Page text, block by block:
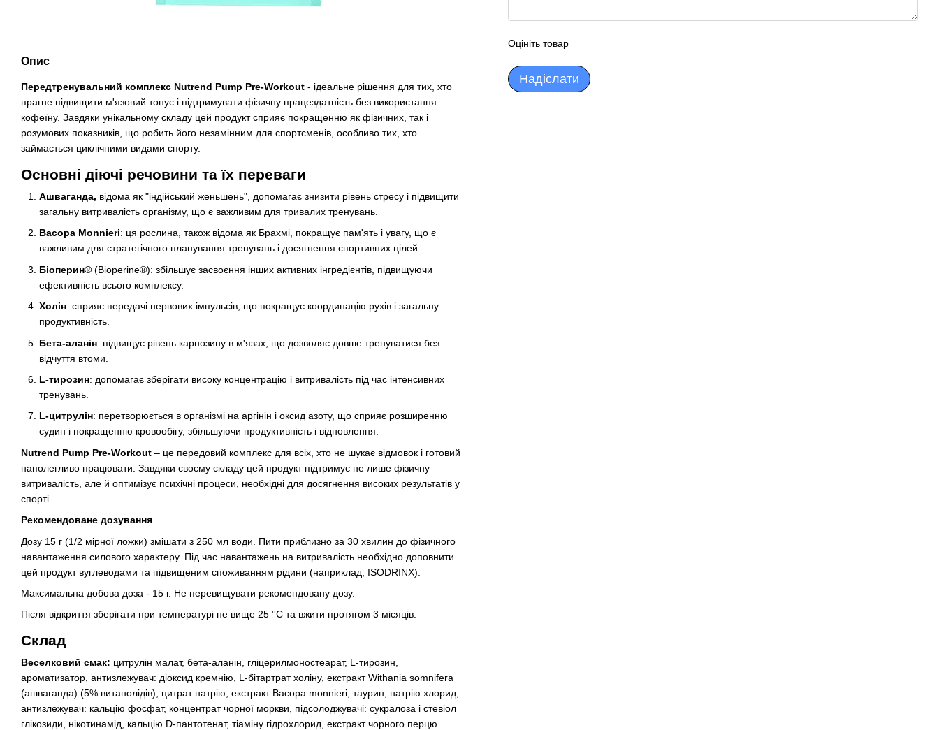
Опис
Передтренувальний комплекс Nutrend Pump Pre-Workout - ідеальне рішення для тих, хто
прагне підвищити м'язовий тонус і підтримувати фізичну працездатність без використання
кофеїну. Завдяки унікальному складу цей продукт сприяє покращенню як фізичних, так і
розумових показників, що робить його незамінним для спортсменів, особливо тих, хто
займається циклічними видами спорту.
Основні діючі речовини та їх переваги
Ашваганда, відома як "індійський женьшень", допомагає знизити рівень стресу і підвищити
загальну витривалість організму, що є важливим для тривалих тренувань.
Bacopa Monnieri: ця рослина, також відома як Брахмі, покращує пам'ять і увагу, що є
важливим для стратегічного планування тренувань і досягнення спортивних цілей.
Біоперин® (Bioperine®): збільшує засвоєння інших активних інгредієнтів, підвищуючи
ефективність всього комплексу.
Холін: сприяє передачі нервових імпульсів, що покращує координацію рухів і загальну
продуктивність.
Бета-аланін: підвищує рівень карнозину в м'язах, що дозволяє довше тренуватися без
відчуття втоми.
L-тирозин: допомагає зберігати високу концентрацію і витривалість під час інтенсивних
тренувань.
L-цитрулін: перетворюється в організмі на аргінін і оксид азоту, що сприяє розширенню
судин і покращенню кровообігу, збільшуючи продуктивність і відновлення.
Nutrend Pump Pre-Workout – це передовий комплекс для всіх, хто не шукає відмовок і готовий
наполегливо працювати. Завдяки своєму складу цей продукт підтримує не лише фізичну
витривалість, але й оптимізує психічні процеси, необхідні для досягнення високих результатів у
спорті.
Рекомендоване дозування
Дозу 15 г (1/2 мірної ложки) змішати з 250 мл води. Пити приблизно за 30 хвилин до фізичного
навантаження силового характеру. Під час навантажень на витривалість необхідно доповнити
цей продукт вуглеводами та підвищеним споживанням рідини (наприклад, ISODRINX).
Максимальна добова доза - 15 г. Не перевищувати рекомендовану дозу.
Після відкриття зберігати при температурі не вище 25 °C та вжити протягом 3 місяців.
Склад
Веселковий смак: цитрулін малат, бета-аланін, гліцерилмоностеарат, L-тирозин,
ароматизатор, антизлежувач: діоксид кремнію, L-бітартрат холіну, екстракт Withania somnifera
(ашваганда) (5% витанолідів), цитрат натрію, екстракт Bacopa monnieri, таурин, натрію хлорид,
антизлежувач: кальцію фосфат, концентрат чорної моркви, підсолоджувачі: сукралоза і стевіол
глікозиди, нікотинамід, кальцію D-пантотенат, тіаміну гідрохлорид, екстракт чорного перцю
Оцініть товар
Надіслати